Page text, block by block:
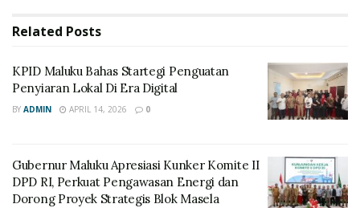
Related Posts
KPID Maluku Bahas Startegi Penguatan
Penyiaran Lokal Di Era Digital
BY ADMIN APRIL 14, 2026 0
Gubernur Maluku Apresiasi Kunker Komite II
DPD RI, Perkuat Pengawasan Energi dan
Dorong Proyek Strategis Blok Masela